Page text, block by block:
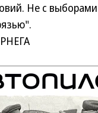
Не с